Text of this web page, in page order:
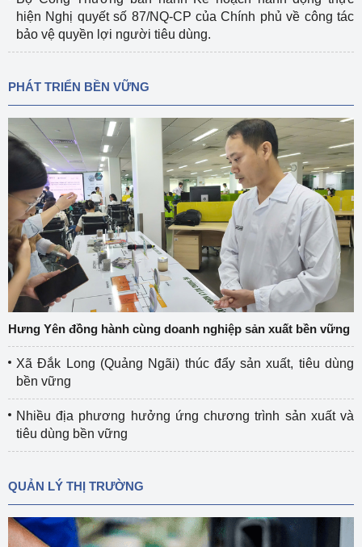
hiện Nghị quyết số 87/NQ-CP của Chính phủ về công tác
bảo vệ quyền lợi người tiêu dùng.
PHÁT TRIỂN BỀN VỮNG
Hưng Yên đồng hành cùng doanh nghiệp sản xuất bền vững
Xã Đắk Long (Quảng Ngãi) thúc đẩy sản xuất, tiêu dùng
bền vững
Nhiều địa phương hưởng ứng chương trình sản xuất và
tiêu dùng bền vững
QUẢN LÝ THỊ TRƯỜNG